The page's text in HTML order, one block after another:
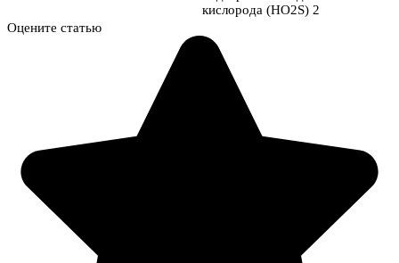
кислорода (HO2S) 2
Оцените статью